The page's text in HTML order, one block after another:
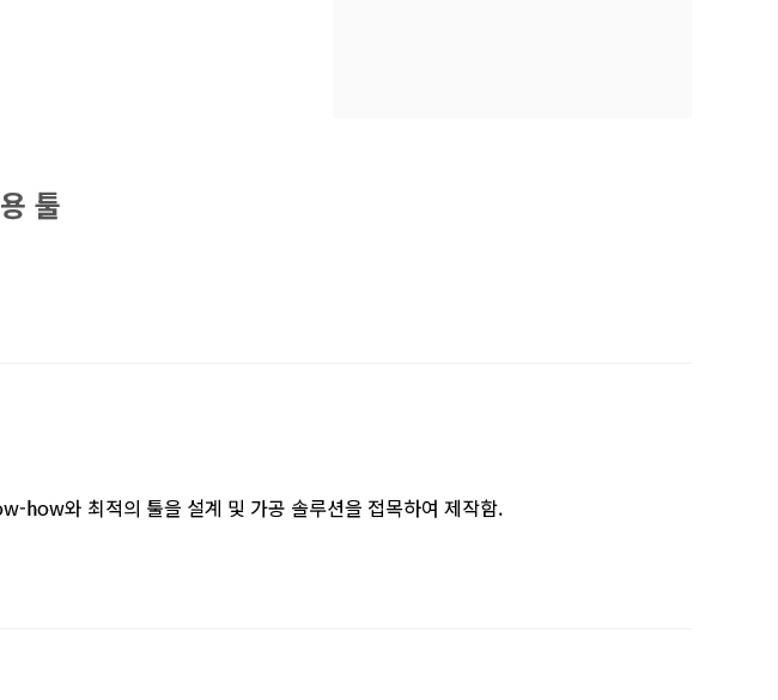
툴
how와 최적의 툴을 설계 및 가공 솔루션을 접목하여 제작함.